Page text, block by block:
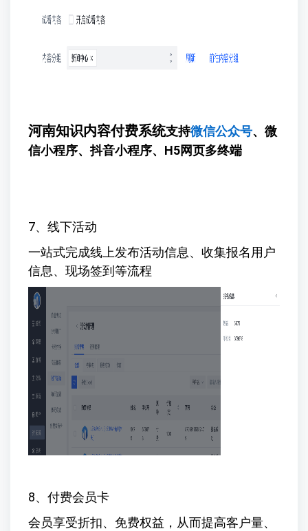
河南知识内容付费系统支持微信公众号、微
信小程序、抖音小程序、H5网页多终端
7、线下活动
一站式完成线上发布活动信息、收集报名用户
信息、现场签到等流程
8、付费会员卡
会员享受折扣、免费权益，从而提高客户量、